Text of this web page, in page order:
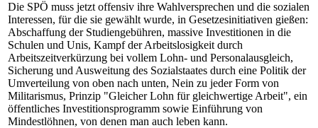
Die SPÖ muss jetzt offensiv ihre Wahlversprechen und die sozialen
Interessen, für die sie gewählt wurde, in Gesetzesinitiativen gießen:
Abschaffung der Studiengebühren, massive Investitionen in die
Schulen und Unis, Kampf der Arbeitslosigkeit durch
Arbeitszeitverkürzung bei vollem Lohn- und Personalausgleich,
Sicherung und Ausweitung des Sozialstaates durch eine Politik der
Umverteilung von oben nach unten, Nein zu jeder Form von
Militarismus, Prinzip "Gleicher Lohn für gleichwertige Arbeit", ein
öffentliches Investitionsprogramm sowie Einführung von
Mindestlöhnen, von denen man auch leben kann.